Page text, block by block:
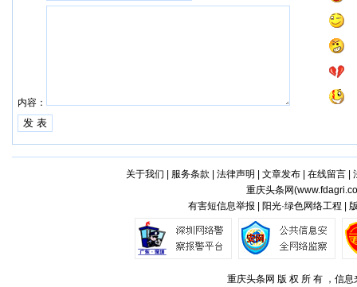
内容：
关于我们 服务条款 法律声明 文章发布| 在线留言|
重庆头条网(
有害短信息举报 | 阳光·绿色网络工程 |
重庆头条网 版 权 所 有 ，信